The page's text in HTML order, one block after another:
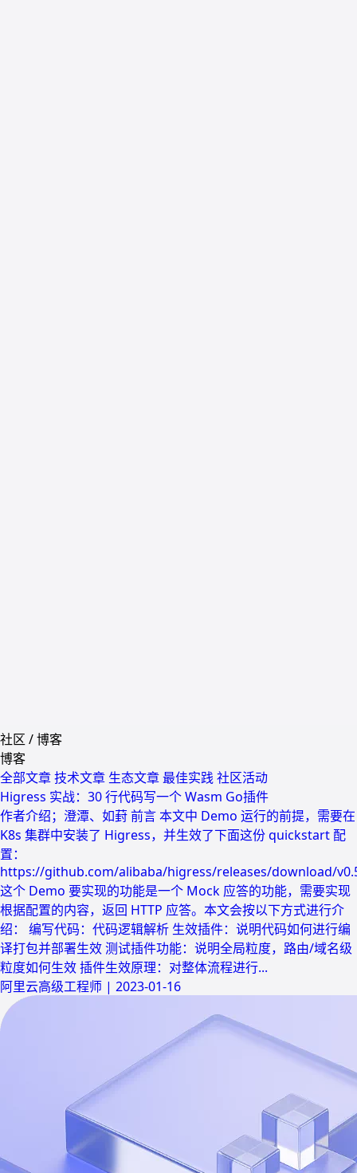
社区 /博客
博客
全部文章技术文章 生态文章最佳实践社区活动
Higress 实战：30 行代码写一个 Wasm Go插件
作者介绍；澄潭、如葑 前言 本文中 Demo 运行的前提，需要在
K8s 集群中安装了 Higress，并生效了下面这份 quickstart 配
置：
https://github.com/alibaba/higress/releases/download/
这个 Demo 要实现的功能是一个 Mock 应答的功能，需要实现
根据配置的内容，返回 HTTP 应答。本文会按以下方式进行介
绍： 编写代码：代码逻辑解析 生效插件：说明代码如何进行编
译打包并部署生效 测试插件功能：说明全局粒度，路由/域名级
粒度如何生效 插件生效原理：对整体流程进行...
阿里云高级工程师 | 2023-01-16